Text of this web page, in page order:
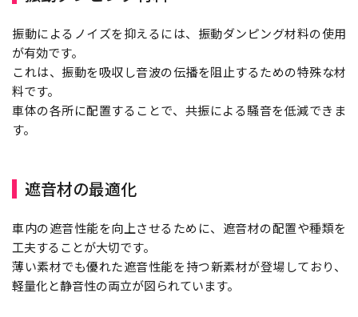
振動によるノイズを抑えるには、振動ダンピング材料の使用
が有効です。
これは、振動を吸収し音波の伝播を阻止するための特殊な材
料です。
車体の各所に配置することで、共振による騒音を低減できま
す。
遮音材の最適化
車内の遮音性能を向上させるために、遮音材の配置や種類を
工夫することが大切です。
薄い素材でも優れた遮音性能を持つ新素材が登場しており、
軽量化と静音性の両立が図られています。